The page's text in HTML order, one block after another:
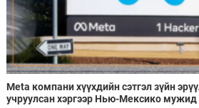
Meta компани хүүхдийн сэтгэл зүйн
учруулсан хэргээр Нью-Мексико мужид